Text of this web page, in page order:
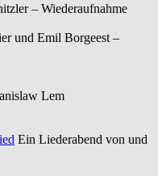
– Wiederaufnahme
und Emil Borgeest –
Lem
Ein Liederabend von und